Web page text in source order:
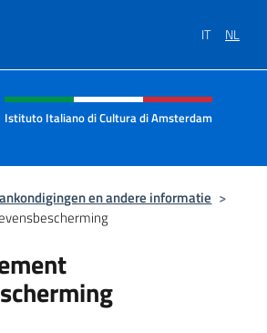
IT NL
social e menù
Istituto Italiano di Cultura di Amsterdam
en andere informatie >